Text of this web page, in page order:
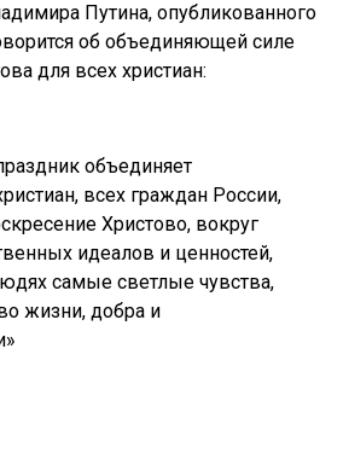
Путина, опубликованного
об объединяющей силе
для всех христиан:
объединяет
всех граждан России,
Христово, вокруг
идеалов и ценностей,
самые светлые чувства,
жизни, добра и